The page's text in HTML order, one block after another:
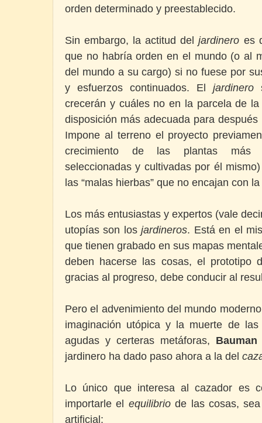
orden determinado y preestablecido.
Sin embargo, la actitud deljardinero es
que no habría orden en el mundo (o al
del mundo a su cargo) si no fuese por
y esfuerzos continuados. El jardinero
crecerán y cuáles no en la parcela de
disposición más adecuada para
Impone al terreno el proyecto
crecimiento de las plantas más
seleccionadas y cultivadas por él
las “malas hierbas” que no encajan con
Los más entusiastas y expertos (vale
utopías son losjardineros. Está en el
que tienen grabado en sus mapas
deben hacerse las cosas, el prototipo
gracias al progreso, debe conducir al
Pero el advenimiento del mundo
imaginación utópica y la muerte de
agudas y certeras metáforas, Bauman
jardinero ha dado paso ahora a la del
Lo único que interesa al cazador es
importarle el equilibriode las cosas, sea
artificial: